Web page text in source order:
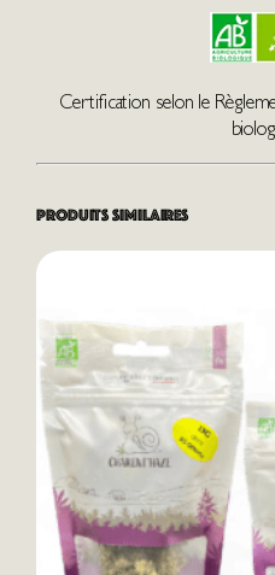
Certification selon le
Produits similaires